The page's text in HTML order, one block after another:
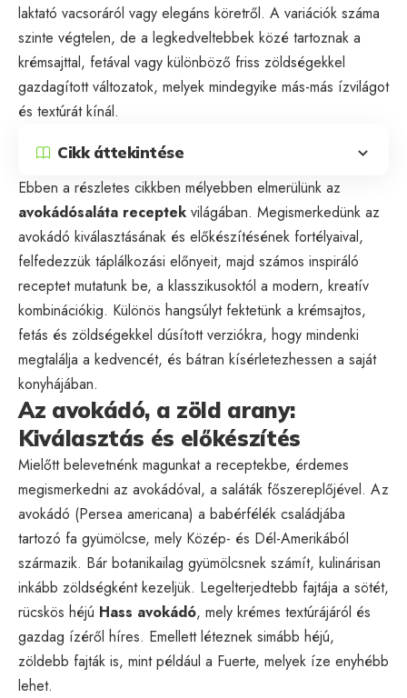
laktató vacsoráról vagy elegáns köretről. A variációk száma
szinte végtelen, de a legkedveltebbek közé tartoznak a
krémsajttal, fetával vagy különböző friss zöldségekkel
gazdagított változatok, melyek mindegyike más-más ízvilágot
és textúrát kínál.
Cikk áttekintése
Ebben a részletes cikkben mélyebben elmerülünk az
avokádósaláta receptek világában. Megismerkedünk az
avokádó kiválasztásának és előkészítésének fortélyaival,
felfedezzük táplálkozási előnyeit, majd számos inspiráló
receptet mutatunk be, a klasszikusoktól a modern, kreatív
kombinációkig. Különös hangsúlyt fektetünk a krémsajtos,
fetás és zöldségekkel dúsított verziókra, hogy mindenki
megtalálja a kedvencét, és bátran kísérletezhessen a saját
konyhájában.
Az avokádó, a zöld arany:
Kiválasztás és előkészítés
Mielőtt belevetnénk magunkat a receptekbe, érdemes
megismerkedni az avokádóval, a saláták főszereplőjével. Az
avokádó (Persea americana) a babérfélék családjába
tartozó fa gyümölcse, mely Közép- és Dél-Amerikából
származik. Bár botanikailag gyümölcsnek számít, kulinárisan
inkább zöldségként kezeljük. Legelterjedtebb fajtája a sötét,
rücskös héjú Hass avokádó, mely krémes textúrájáról és
gazdag ízéről híres. Emellett léteznek simább héjú,
zöldebb fajták is, mint például a Fuerte, melyek íze enyhébb
lehet.